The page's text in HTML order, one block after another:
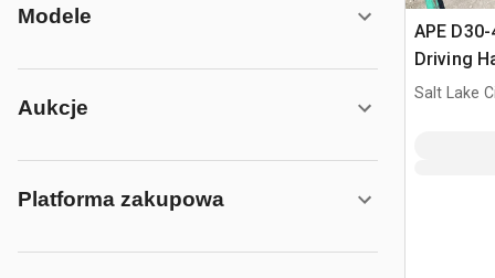
Modele
Aukcje
Platforma zakupowa
APE
Driving
Salt Lake